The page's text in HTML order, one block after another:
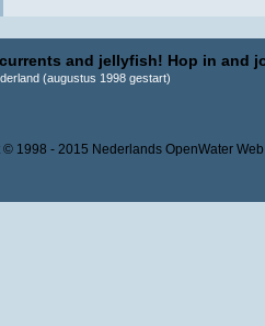
and jellyfish! Hop in and
(augustus 1998 gestart)
© 1998 - 2015 Nederlands OpenWater